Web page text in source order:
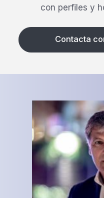
con perfiles y
Contacta